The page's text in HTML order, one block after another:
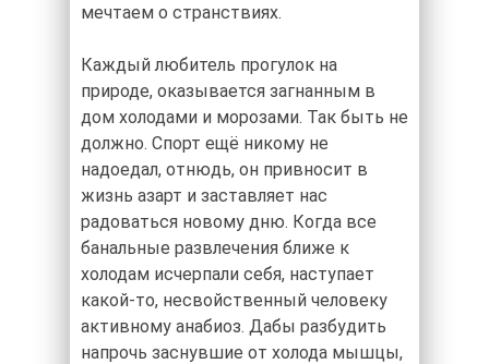
мечтаем о странствиях.
Каждый любитель прогулок на
природе, оказывается загнанным в
дом холодами и морозами. Так быть не
должно. Спорт ещё никому не
надоедал, отнюдь, он привносит в
жизнь азарт и заставляет нас
радоваться новому дню. Когда все
банальные развлечения ближе к
холодам исчерпали себя, наступает
какой-то, несвойственный человеку
активному анабиоз. Дабы разбудить
напрочь заснувшие от холода мышцы,